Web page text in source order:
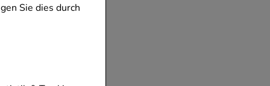
Sie dies durch